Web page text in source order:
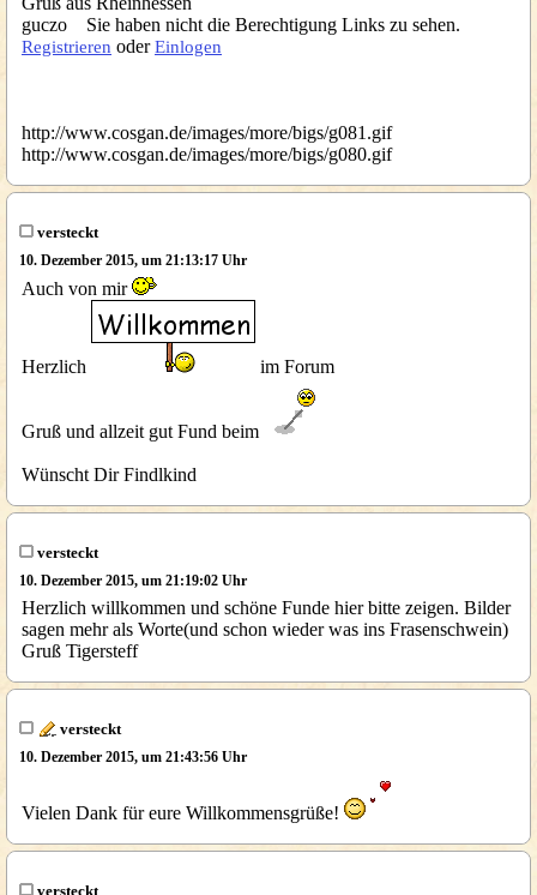
guczo Sie haben nicht die Berechtigung Links zu sehen.
Registrieren oderEinlogen
http://www.cosgan.de/images/more/bigs/g081.gif
http://www.cosgan.de/images/more/bigs/g080.gif
versteckt
10. Dezember 2015, um 21:13:17 Uhr
Auch von mir
Herzlich im Forum
Gruß und allzeit gut Fund beim
Wünscht Dir Findlkind
versteckt
10. Dezember 2015, um 21:19:02 Uhr
Herzlich willkommen und schöne Funde hier bitte zeigen. Bilder
sagen mehr als Worte(und schon wieder was ins Frasenschwein)
Gruß Tigersteff
versteckt
10. Dezember 2015, um 21:43:56 Uhr
Vielen Dank für eure Willkommensgrüße!
versteckt